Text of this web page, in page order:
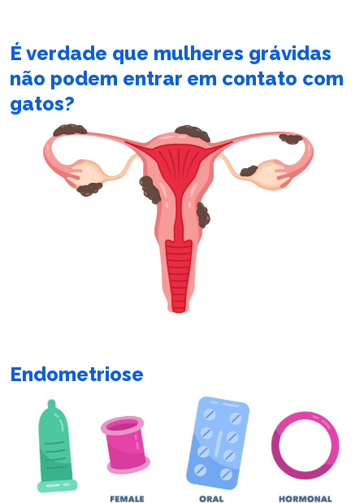
É verdade que mulheres grávidas
não podem entrar em contato com
gatos?
Endometriose